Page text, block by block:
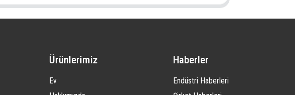
Ürünlerimiz
Ev
Haberler
Endüstri Haberleri